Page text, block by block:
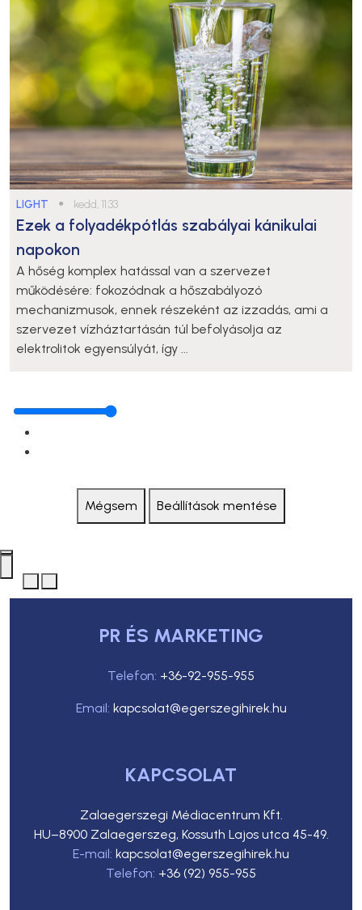
LIGHT ● kedd, 11:33
Ezek a folyadékpótlás szabályai kánikulai
napokon
A hőség komplex hatással van a szervezet
működésére: fokozódnak a hőszabályozó
mechanizmusok, ennek részeként az izzadás, ami a
szervezet vízháztartásán túl befolyásolja az
elektrolitok egyensúlyát, így ...
Mégsem Beállítások mentése
PR ÉS MARKETING
Telefon: +36-92-955-955
Email: kapcsolat@egerszegihirek.hu
KAPCSOLAT
Zalaegerszegi Médiacentrum Kft.
HU–8900 Zalaegerszeg, Kossuth Lajos utca 45-49.
E-mail: kapcsolat@egerszegihirek.hu
Telefon: +36 (92) 955-955